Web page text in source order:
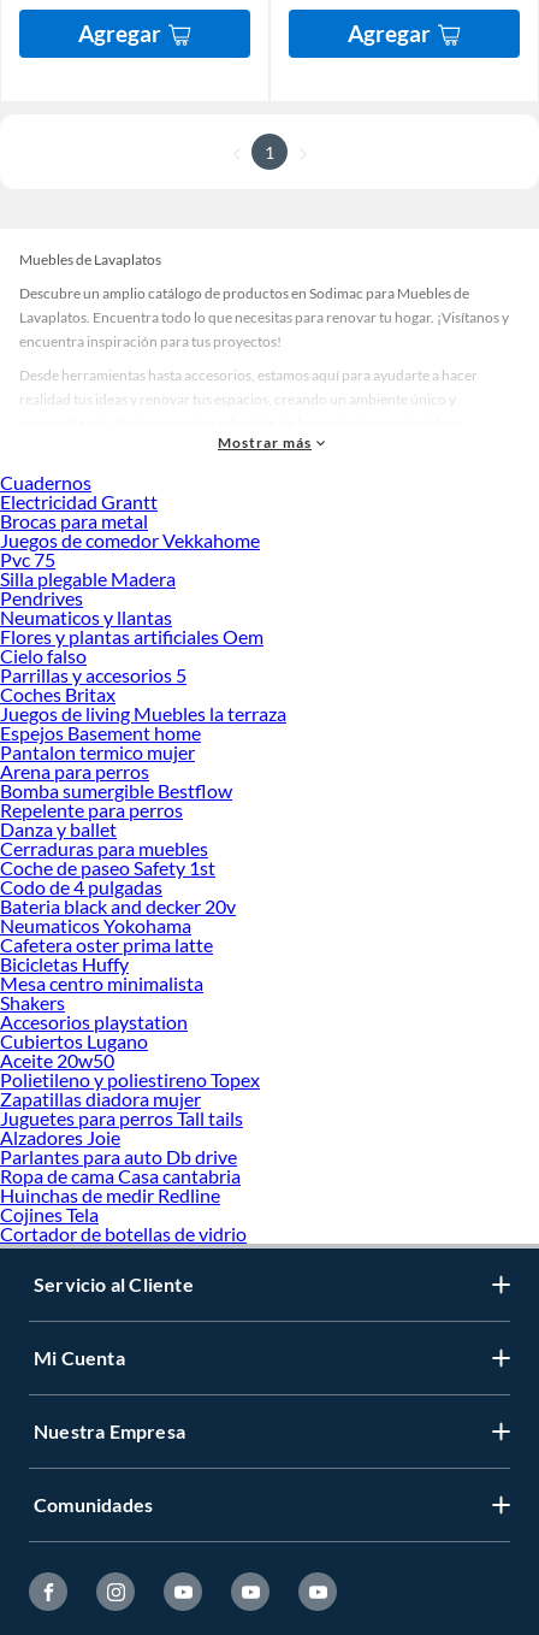
Agregar Agregar
1
Muebles de Lavaplatos
Descubre un amplio catálogo de productos en Sodimac para Muebles de
Lavaplatos. Encuentra todo lo que necesitas para renovar tu hogar. ¡Visítanos y
encuentra inspiración para tus proyectos!
Desde herramientas hasta accesorios, estamos aquí para ayudarte a hacer
realidad tus ideas y renovar tus espacios, creando un ambiente único y
accesorios de calidad que te ayudarán a crear un espacio más tú.
Desde remodelaciones hasta proyectos de decoración, estamos aquí para hacer
tus ideas realidad. ¡Visítanos y encuentra todo lo que tenemos para ofrecerte en
Muebles de Lavaplatos!
Explora la variedad de productos de Muebles de Lavaplatos en Sodimac
Herramientas, materiales y accesorios de calidad para tus proyectos y
renovación de espacios. ¡Visítanos y descubre todo lo que tenemos para
ofrecerte!
Encuentra una amplia variedad de productos de Muebles de Lavaplatos en
Sodimac. Encuentra todo lo necesario para tus proyectos de renovación y
decoración. ¡Visítanos y haz tus ideas realidad!
Mostrar más
Cuadernos
Electricidad Grantt
Brocas para metal
Juegos de comedor Vekkahome
Pvc 75
Silla plegable Madera
Pendrives
Neumaticos y llantas
Flores y plantas artificiales Oem
Cielo falso
Parrillas y accesorios 5
Coches Britax
Juegos de living Muebles la terraza
Espejos Basement home
Pantalon termico mujer
Arena para perros
Bomba sumergible Bestflow
Repelente para perros
Danza y ballet
Cerraduras para muebles
Coche de paseo Safety 1st
Codo de 4 pulgadas
Bateria black and decker 20v
Neumaticos Yokohama
Cafetera oster prima latte
Bicicletas Huffy
Mesa centro minimalista
Shakers
Accesorios playstation
Cubiertos Lugano
Aceite 20w50
Polietileno y poliestireno Topex
Zapatillas diadora mujer
Juguetes para perros Tall tails
Alzadores Joie
Parlantes para auto Db drive
Ropa de cama Casa cantabria
Huinchas de medir Redline
Cojines Tela
Cortador de botellas de vidrio
Servicio al Cliente
Mi Cuenta
Nuestra Empresa
Comunidades